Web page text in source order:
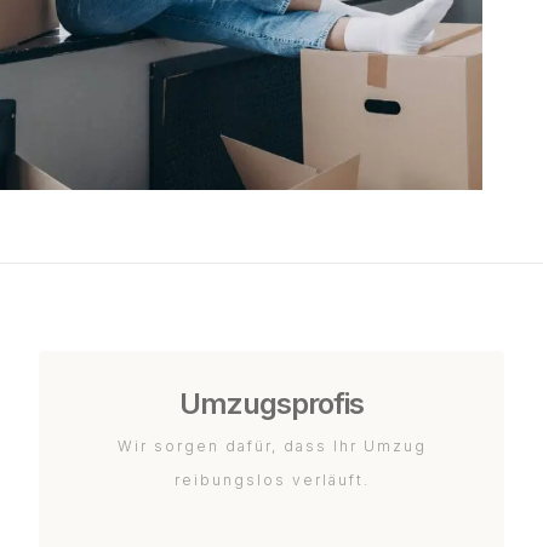
Umzugsprofis
Wir sorgen dafür, dass Ihr Umzug
reibungslos verläuft.